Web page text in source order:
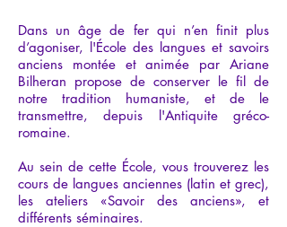
Dans un âge de fer qui n’en finit plus
d’agoniser, l'École des langues et savoirs
anciens montée et animée par Ariane
Bilheran propose de conserver le fil de
notre tradition humaniste, et de le
transmettre, depuis l'Antiquite gréco-
romaine.
Au sein de cette École, vous trouverez les
cours de langues anciennes (latin et grec),
les ateliers «Savoir des anciens», et
différents séminaires.